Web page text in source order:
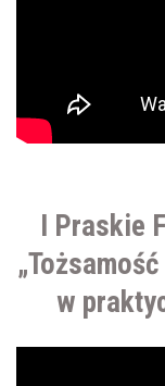
I Praskie
w